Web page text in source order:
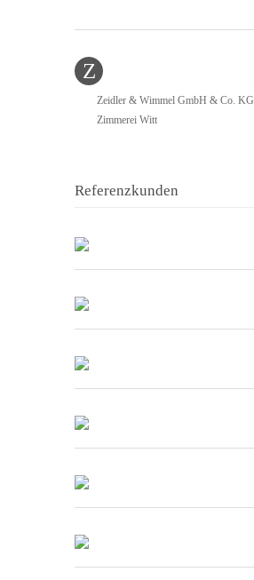
Z
Zeidler & Wimmel GmbH & Co. KG
Zimmerei Witt
Referenzkunden